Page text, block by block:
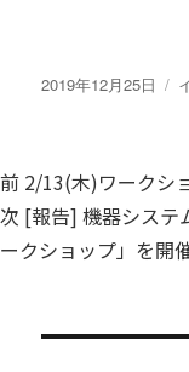
投
2019年12月25日
投
稿
ナ
前 過
去
の
2/13(木)ワークシ
次 次
の
[報告] 機器システ
ークショップ」を開